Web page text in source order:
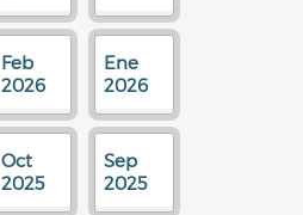
Feb
2026
Ene
2026
Oct
2025
Sep
2025